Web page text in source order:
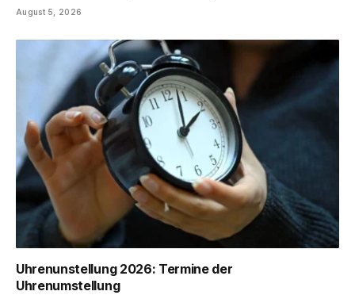
August 5, 2026
Uhrenunstellung 2026: Termine der
Uhrenumstellung